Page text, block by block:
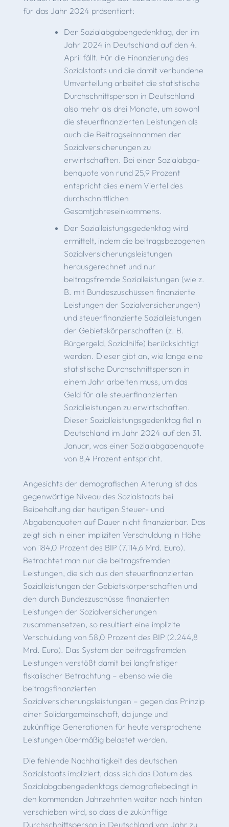
für das Jahr 2024 präsentiert:
Der Sozialabgabengedenktag, der im
Jahr 2024 in Deutschland auf den 4.
April fällt. Für die Finanzierung des
Sozialstaats und die damit verbundene
Umverteilung ar­beitet die statistische
Durchschnittsperson in Deutschland
also mehr als drei Monate, um sowohl
die steuerfinanzierten Leistungen als
auch die Beitragseinnahmen der
Sozial­versicherungen zu
erwirtschaften. Bei einer Sozialabga­
benquote von rund 25,9 Prozent
entspricht dies einem Viertel des
durchschnittlichen
Gesamtjahreseinkommens.
Der Sozialleistungsgedenktag wird
ermittelt, indem die beitragsbezogenen
Sozialversicherungsleistungen
herausgerechnet und nur
beitragsfremde Soziallei­stungen (wie z.
B. mit Bundeszuschüssen finanzierte
Leistungen der Sozialversicherungen)
und steuerfinan­zierte Sozialleistungen
der Gebietskörperschaften (z. B.
Bürgergeld, Sozialhilfe) berücksichtigt
werden. Dieser gibt an, wie lange eine
statistische Durch­schnittsperson in
einem Jahr arbeiten muss, um das
Geld für alle steuerfinanzierten
Sozialleistungen zu er­wirtschaften.
Dieser Sozialleistungsgedenktag fiel in
Deutschland im Jahr 2024 auf den 31.
Januar, was ei­ner Sozialabgabenquote
von 8,4 Prozent entspricht.
Angesichts der demografischen Alterung ist das
gegenwär­tige Niveau des Sozialstaats bei
Beibehaltung der heutigen Steuer- und
Abgabenquoten auf Dauer nicht finanzierbar. Das
zeigt sich in einer impliziten Verschuldung in Höhe
von 184,0 Prozent des BIP (7.114,6 Mrd. Euro).
Betrachtet man nur die beitragsfremden
Leistungen, die sich aus den steuer­finanzierten
Sozialleistungen der Gebietskörperschaften und
den durch Bundeszuschüsse finanzierten
Leistungen der So­zialversicherungen
zusammensetzen, so resultiert eine impli­zite
Verschuldung von 58,0 Prozent des BIP (2.244,8
Mrd. Euro). Das System der beitragsfremden
Leistungen verstößt damit bei langfristiger
fiskalischer Betrachtung – ebenso wie die
beitragsfinanzierten
Sozialversicherungsleistungen – gegen das Prinzip
einer Solidargemeinschaft, da junge und
zukünftige Generationen für heute versprochene
Leistungen übermäßig belastet werden.
Die fehlende Nachhaltigkeit des deutschen
Sozialstaats im­pliziert, dass sich das Datum des
Sozialabgabengedenk­tags demografiebedingt in
den kommenden Jahrzehnten weiter nach hinten
verschieben wird, so dass die zukünftige
Durchschnittsperson in Deutschland von Jahr zu